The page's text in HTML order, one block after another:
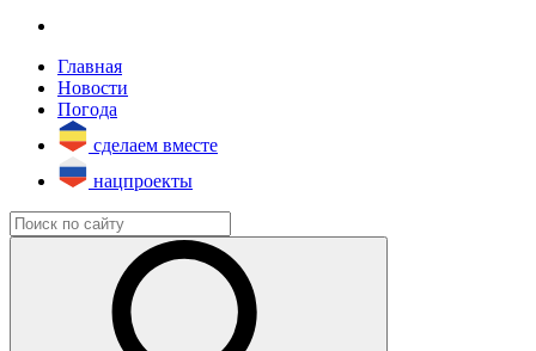
Главная
Новости
Погода
сделаем вместе
нацпроекты